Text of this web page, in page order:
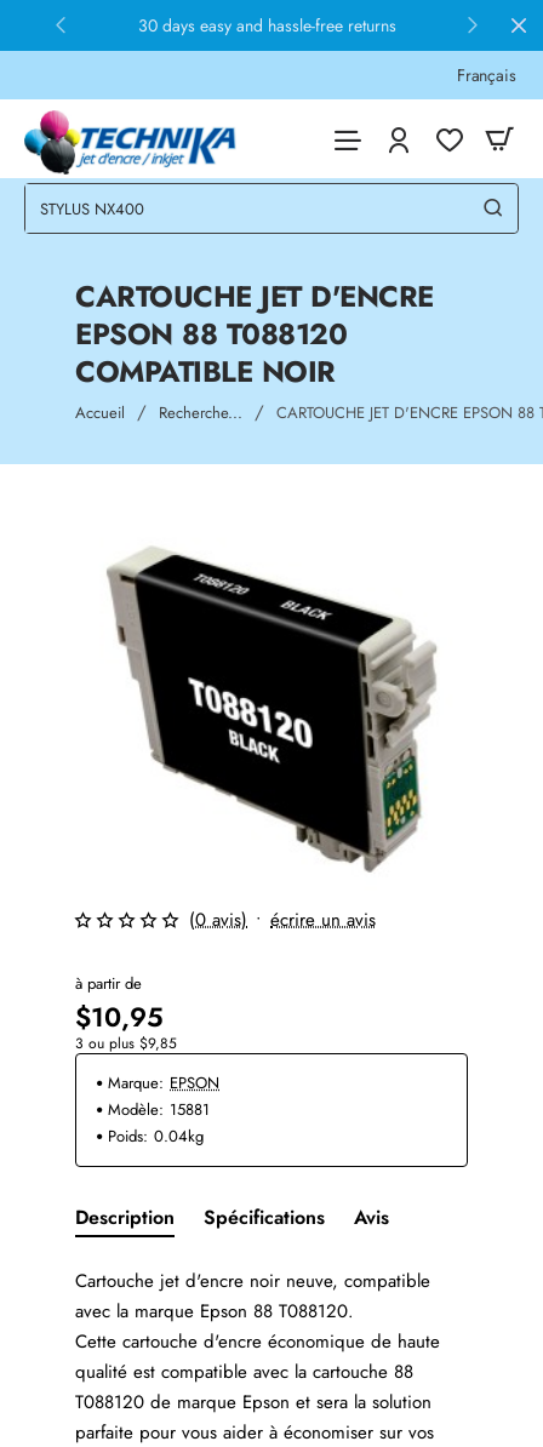
30 days easy and hassle-free returns
Français
CARTOUCHE JET D'ENCRE
EPSON 88 T088120
COMPATIBLE NOIR
Accueil homeRecherche... CARTOUCHE JET D'ENCRE EPSON
(0 avis) • écrire un avis
à partir de
$10,95
3 ou plus $9,85
Marque: EPSON
Modèle: 15881
Poids: 0.04kg
Description Spécifications Avis
Cartouche jet d'encre noir neuve, compatible
avec la marque Epson 88 T088120.
Cette cartouche d'encre économique de haute
qualité est compatible avec la cartouche 88
T088120 de marque Epson et sera la solution
parfaite pour vous aider à économiser sur vos